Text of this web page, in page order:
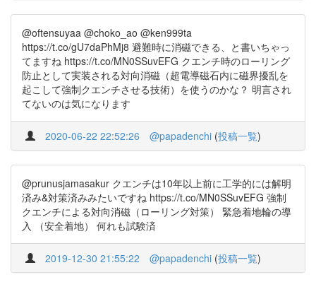
@oftensuyaa @choko_ao @ken999ta
https://t.co/gU7daPhMj8 避難時に消磁できる、と書いちゃっ
てますね https://t.co/MN0SSuvEFG クエンチ時のローリング
防止として実装される対向消磁（超電導磁石内に磁界擾乱を
起こして強制クエンチさせる技術）を使うのかな？ 明言され
てないのは気になります
2020-06-22 22:52:26 @papadenchi (投稿一覧)
@prunusjamasakur クエンチは10年以上前に工学的には解明
済み&対策済みみたいですね https://t.co/MN0SSuvEFG 強制
クエンチによる対向消磁（ローリング対策） 緊急着地輪の導
入 （安全着地） 何れも試験済
2019-12-30 21:55:22 @papadenchi (投稿一覧)